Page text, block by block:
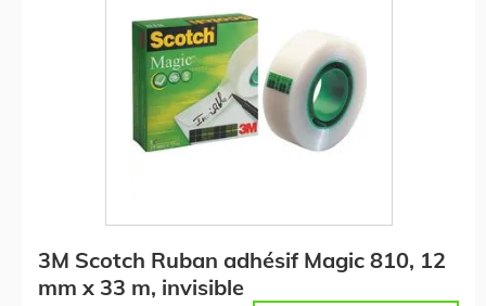
3M Scotch Ruban adhésif Magic 810, 12
mm x 33 m, invisible